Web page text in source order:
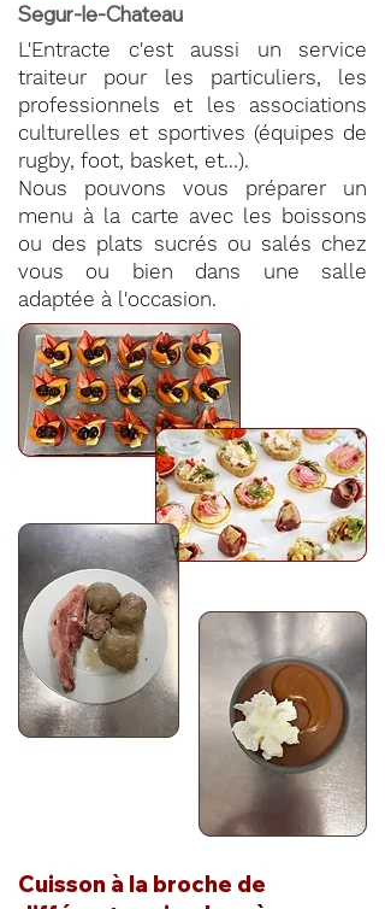
Segur-le-Chateau
L'Entracte c'est aussi un service
traiteur pour les particuliers, les
professionnels et les associations
culturelles et sportives (équipes de
rugby, foot, basket, et...).
Nous pouvons vous préparer un
menu à la carte avec les boissons
ou des plats sucrés ou salés chez
vous ou bien dans une salle
adaptée à l'occasion.
Cuisson à la broche de